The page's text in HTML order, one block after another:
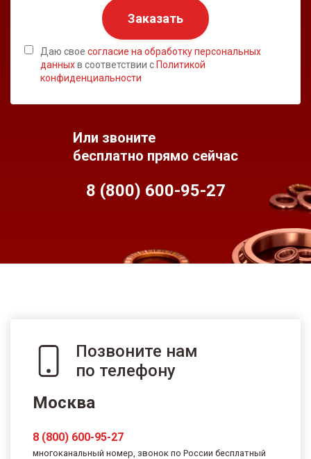
Заказать
Даю свое согласие на обработку персональных
данныхв соответствии с Политикой
конфиденциальности
Или звоните
бесплатно прямо сейчас
8 (800) 600-95-27
Позвоните нам
по телефону
Москва
8 (800) 600-95-27
многоканальный номер, звонок по России бесплатный